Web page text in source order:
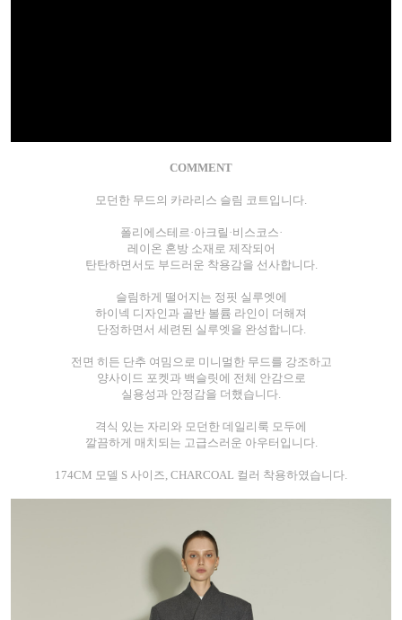
COMMENT
모던한 무드의 카라리스 슬림 코트입니다.
폴리에스테르·아크릴·비스코스·
레이온 혼방 소재로 제작되어
탄탄하면서도 부드러운 착용감을 선사합니다.
슬림하게 떨어지는 정핏 실루엣에
하이넥 디자인과 골반 볼륨 라인이 더해져
단정하면서 세련된 실루엣을 완성합니다.
전면 히든 단추 여밈으로 미니멀한 무드를 강조하고
양사이드 포켓과 백슬릿에 전체 안감으로
실용성과 안정감을 더했습니다.
격식 있는 자리와 모던한 데일리룩 모두에
깔끔하게 매치되는 고급스러운 아우터입니다.
174CM 모델 S 사이즈, CHARCOAL 컬러 착용하였습니다.